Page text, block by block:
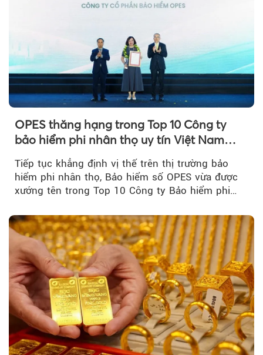
OPES thăng hạng trong Top 10 Công ty
bảo hiểm phi nhân thọ uy tín Việt Nam
2026
Tiếp tục khẳng định vị thế trên thị trường bảo
hiểm phi nhân thọ, Bảo hiểm số OPES vừa được
xướng tên trong Top 10 Công ty Bảo hiểm phi